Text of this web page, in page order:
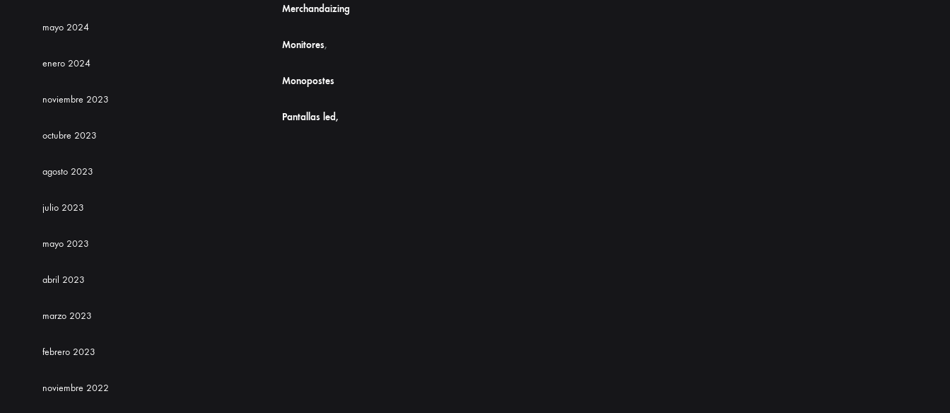
mayo 2024
enero 2024
noviembre 2023
octubre 2023
agosto 2023
julio 2023
mayo 2023
abril 2023
marzo 2023
febrero 2023
noviembre 2022
Merchandaizing
Monitores,
Monopostes
Pantallas led,